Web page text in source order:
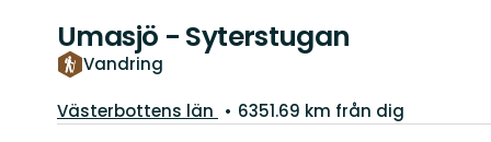
Umasjö - Syterstugan
Vandring
Guide:
Västerbottens län 6351.69 km från dig